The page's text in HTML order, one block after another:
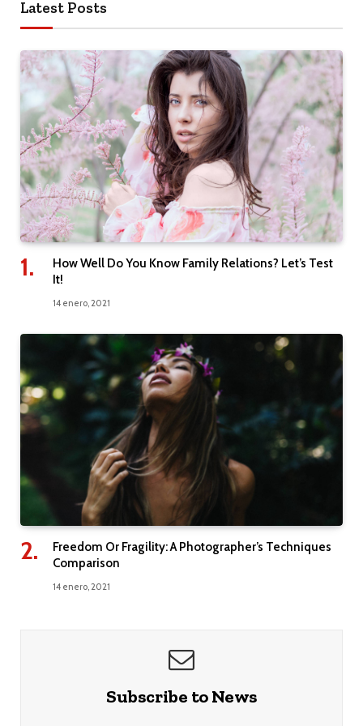
Latest Posts
How Well Do You Know Family Relations? Let’s Test
It!
14 enero, 2021
Freedom Or Fragility: A Photographer’s Techniques
Comparison
14 enero, 2021
Subscribe to News